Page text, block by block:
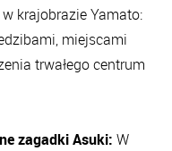
krajobrazie Yamato:
miejscami
trwałego centrum
zagadki Asuki: W